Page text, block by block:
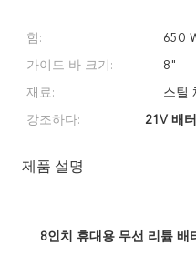
힘: 650
가이드 바 크기: 8"
재료: 스틸
강조하다: 21V 배
제품 설명
8인치 휴대용 무선 리튬 배